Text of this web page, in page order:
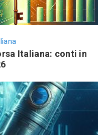
Italiana: conti in